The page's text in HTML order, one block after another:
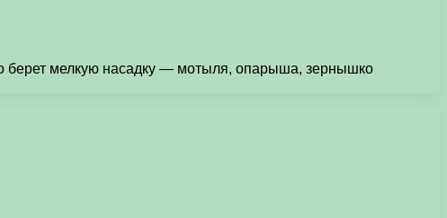
берет мелкую насадку — мотыля, опарыша, зернышко